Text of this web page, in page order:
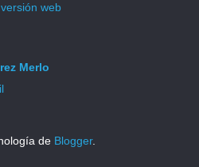
web
Merlo
de Blogger.